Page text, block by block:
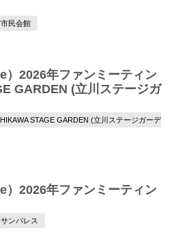
民会館
2026年ファンミーティン
GARDEN (立川ステージガ
STAGE GARDEN (立川ステージガーデ
2026年ファンミーティン
ンパレス